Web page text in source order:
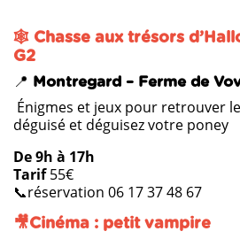
🕸️ Chasse aux trésors
G2
📍 Montregard – Ferme de
Énigmes et jeux pour retrouver
déguisé et déguisez votre poney
De 9h à 17h
Tarif55€
📞réservation 06 17 37 48 67
🎥Cinéma : petit vampire